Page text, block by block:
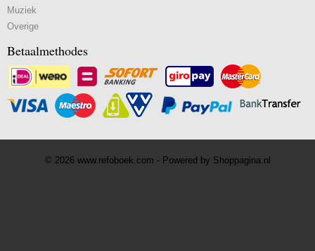
Muziek
Overige
Betaalmethodes
© 2026 www.refoboek.com - Powered by Shoppagina.nl